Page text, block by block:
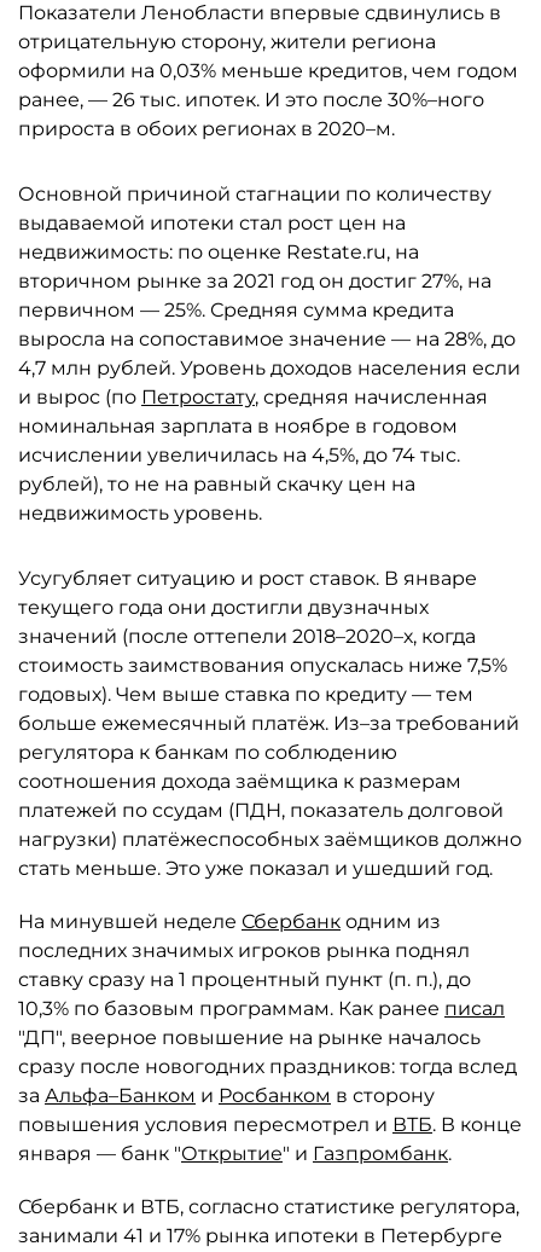
Показатели Ленобласти впервые сдвинулись в
отрицательную сторону, жители региона
оформили на 0,03% меньше кредитов, чем годом
ранее, — 26 тыс. ипотек. И это после 30%–ного
прироста в обоих регионах в 2020–м.
Основной причиной стагнации по количеству
выдаваемой ипотеки стал рост цен на
недвижимость: по оценке Restate.ru, на
вторичном рынке за 2021 год он достиг 27%, на
первичном — 25%. Средняя сумма кредита
выросла на сопоставимое значение — на 28%, до
4,7 млн рублей. Уровень доходов населения если
и вырос (по Петростату, средняя начисленная
номинальная зарплата в ноябре в годовом
исчислении увеличилась на 4,5%, до 74 тыс.
рублей), то не на равный скачку цен на
недвижимость уровень.
Усугубляет ситуацию и рост ставок. В январе
текущего года они достигли двузначных
значений (после оттепели 2018–2020–х, когда
стоимость заимствования опускалась ниже 7,5%
годовых). Чем выше ставка по кредиту — тем
больше ежемесячный платёж. Из–за требований
регулятора к банкам по соблюдению
соотношения дохода заёмщика к размерам
платежей по ссудам (ПДН, показатель долговой
нагрузки) платёжеспособных заёмщиков должно
стать меньше. Это уже показал и ушедший год.
На минувшей неделе Сбербанк одним из
последних значимых игроков рынка поднял
ставку сразу на 1 процентный пункт (п. п.), до
10,3% по базовым программам. Как ранее писал
"ДП", веерное повышение на рынке началось
сразу после новогодних праздников: тогда вслед
за Альфа–Банком и Росбанком в сторону
повышения условия пересмотрел и ВТБ. В конце
января — банк "Открытие" и Газпромбанк.
Сбербанк и ВТБ, согласно статистике регулятора,
занимали 41 и 17% рынка ипотеки в Петербурге